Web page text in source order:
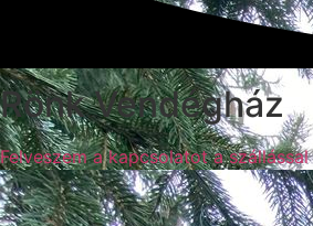
Rönk Vendégház
Felveszem a kapcsolatot a szállással